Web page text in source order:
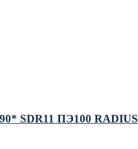
SDR11 ПЭ100 RADIUS